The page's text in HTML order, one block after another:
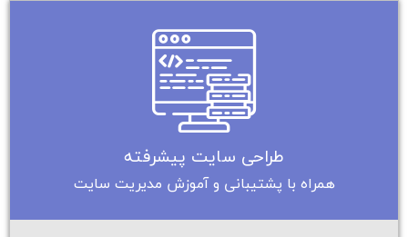
طراحی سایت پیشرفته
همراه با پشتیبانی و آموزش مدیریت سایت